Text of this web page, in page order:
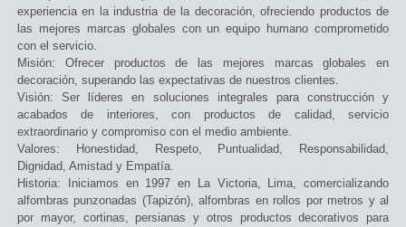
experiencia en la industria de la decoración, ofreciendo productos de
las mejores marcas globales con un equipo humano comprometido
con el servicio.
Misión: Ofrecer productos de las mejores marcas globales en
decoración, superando las expectativas de nuestros clientes.
Visión: Ser líderes en soluciones integrales para construcción y
acabados de interiores, con productos de calidad, servicio
extraordinario y compromiso con el medio ambiente.
Valores: Honestidad, Respeto, Puntualidad, Responsabilidad,
Dignidad, Amistad y Empatía.
Historia: Iniciamos en 1997 en La Victoria, Lima, comercializando
alfombras punzonadas (Tapizón), alfombras en rollos por metros y al
por mayor, cortinas, persianas y otros productos decorativos para